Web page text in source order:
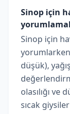
Sinop için
Sinop için
yorumlarken
düşük),
olasılığı ve
sıcak